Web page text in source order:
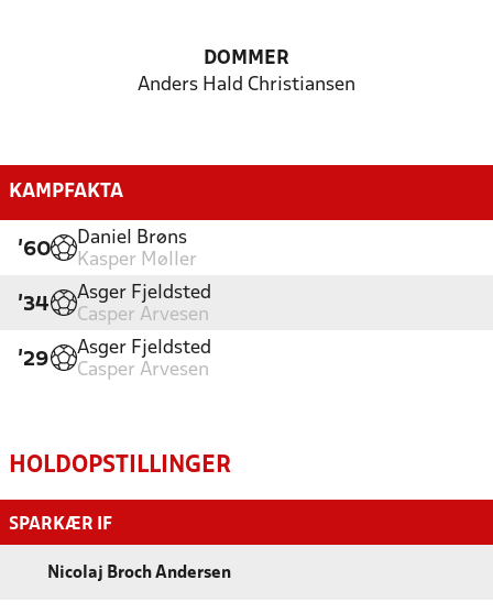
DOMMER
Anders Hald Christiansen
KAMPFAKTA
'60
Daniel Brøns
Kasper Møller
'34
Asger Fjeldsted
Casper Arvesen
'29
Asger Fjeldsted
Casper Arvesen
HOLDOPSTILLINGER
SPARKÆR IF
Nicolaj Broch Andersen